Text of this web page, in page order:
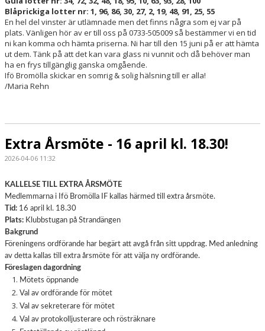
Blåprickiga lotter nr: 1, 96, 86, 30, 27, 2, 19, 48, 91, 25, 55
En hel del vinster är utlämnade men det finns några som ej var på
plats. Vänligen hör av er till oss på 0733-505009 så bestämmer vi en tid
ni kan komma och hämta priserna. Ni har till den 15 juni på er att hämta
ut dem. Tänk på att det kan vara glass ni vunnit och då behöver man
ha en frys tillgänglig ganska omgående.
Ifö Bromölla skickar en somrig & solig hälsning till er alla!
/Maria Rehn
Extra Årsmöte - 16 april kl. 18.30!
2026-04-06 11:32
KALLELSE TILL EXTRA ÅRSMÖTE
Medlemmarna i Ifö Bromölla IF kallas härmed till extra årsmöte.
Tid: 16 april kl. 18.30
Plats: Klubbstugan på Strandängen
Bakgrund
Föreningens ordförande har begärt att avgå från sitt uppdrag. Med anledning
av detta kallas till extra årsmöte för att välja ny ordförande.
Föreslagen dagordning
Mötets öppnande
Val av ordförande för mötet
Val av sekreterare för mötet
Val av protokolljusterare och rösträknare